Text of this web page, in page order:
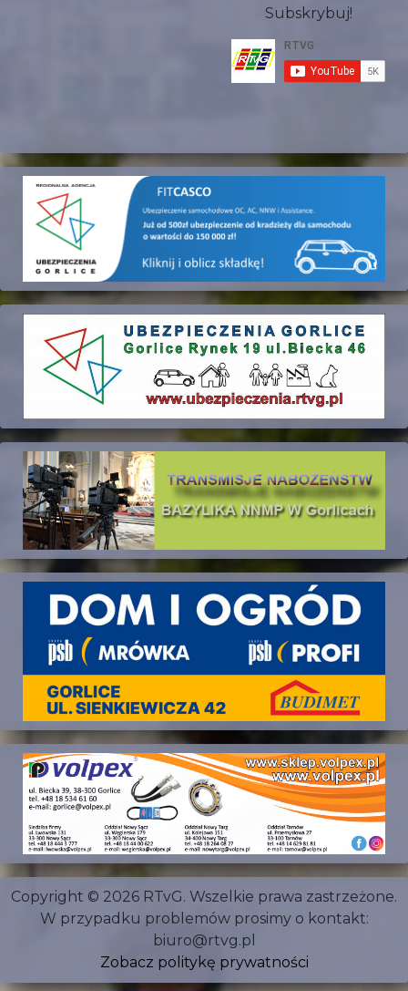
Subskrybuj!
Copyright © 2026 RTvG. Wszelkie prawa zastrzeżone.
W przypadku problemów prosimy o kontakt:
biuro@rtvg.pl
Zobacz politykę prywatności